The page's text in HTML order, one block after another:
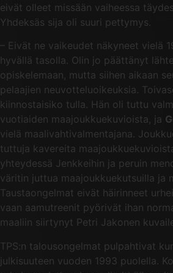
eivät olleet missään vaiheessa
Yhdeksäs sija oli suuri pettymys.
– Eivät ne vaikeudet näkyneet vielä
hyvällä tasolla. Olin jo päättänyt
opiskelemaan, mutta siihen aikaan
pelaajien neuvotteluoikeuksia.
kiinnostaisiko tulla. Hän oli tuttu
vuotiaiden maajoukkuekuvioista, ja
vielä maalivahtivalmentajana.
tuttuja kavereita
yhteydessä Jenkkeihin ja peruin
väritin juttua maajoukkuekutsuilla ja
Taustaongelmat eivät häirinneet
vaan aamutreenit pyörivät ihan
maaliin siirtynyt Petri Jakonen
TPS:n talousongelmat pulpahtivat
julkisuuteen vuoden 1993 puolella.